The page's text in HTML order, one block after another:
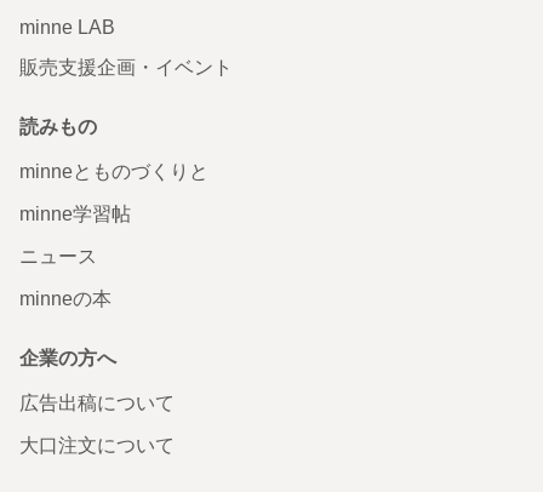
minne LAB
販売支援企画・イベント
読みもの
minneとものづくりと
minne学習帖
ニュース
minneの本
企業の方へ
広告出稿について
大口注文について